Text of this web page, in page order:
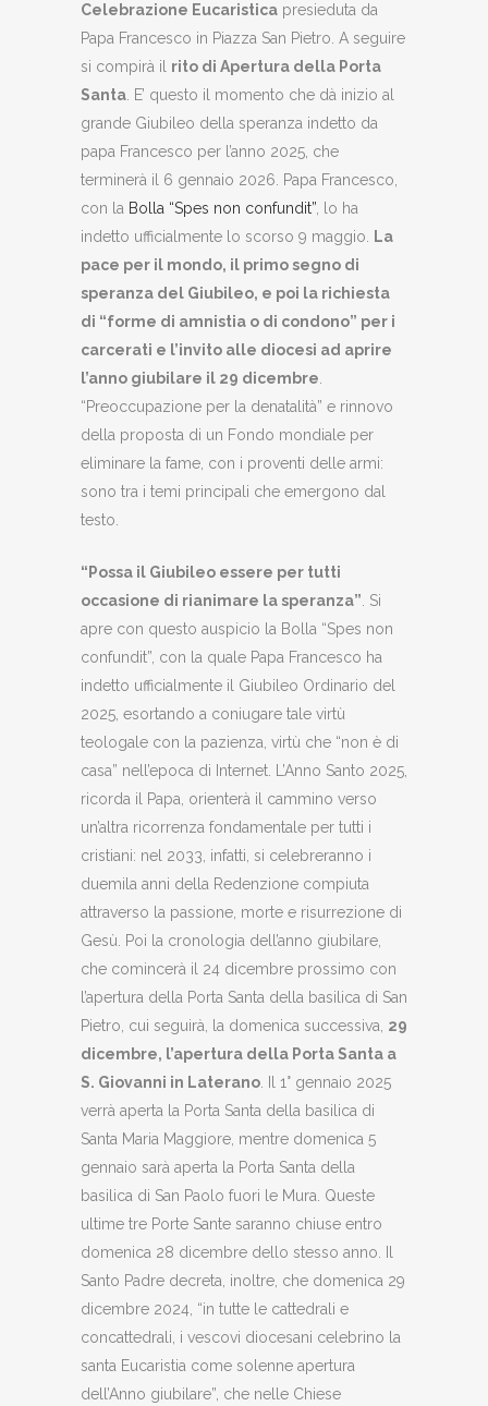
Celebrazione Eucaristica presieduta da
Papa Francesco in Piazza San Pietro. A seguire
si compirà il rito di Apertura della Porta
Santa . E’ questo il momento che dà inizio al
grande Giubileo della speranza indetto da
papa Francesco per l’anno 2025, che
terminerà il 6 gennaio 2026. Papa Francesco,
con la Bolla “Spes non confundit” , lo ha
indetto ufficialmente lo scorso 9 maggio.
La
pace per il mondo, il primo segno di
speranza del Giubileo, e poi la richiesta
di “forme di amnistia o di condono” per i
carcerati e l’invito alle diocesi ad aprire
l’anno giubilare il 29 dicembre
“Preoccupazione per la denatalità” e rinnovo
della proposta di un Fondo mondiale per
eliminare la fame, con i proventi delle armi:
sono tra i temi principali che emergono dal
testo.
“Possa il Giubileo essere per tutti
occasione di rianimare la speranza” . Si
apre con questo auspicio la Bolla “Spes non
confundit”, con la quale Papa Francesco ha
indetto ufficialmente il Giubileo Ordinario del
2025, esortando a coniugare tale virtù
teologale con la pazienza, virtù che “non è di
casa” nell’epoca di Internet. L’Anno Santo 2025,
ricorda il Papa, orienterà il cammino verso
un’altra ricorrenza fondamentale per tutti i
cristiani: nel 2033, infatti, si celebreranno i
duemila anni della Redenzione compiuta
attraverso la passione, morte e risurrezione di
Gesù. Poi la cronologia dell’anno giubilare,
che comincerà il 24 dicembre prossimo con
l’apertura della Porta Santa della basilica di San
Pietro, cui seguirà, la domenica successiva, 29
dicembre, l’apertura della Porta Santa a
S. Giovanni in Laterano . Il 1° gennaio 2025
verrà aperta la Porta Santa della basilica di
Santa Maria Maggiore, mentre domenica 5
gennaio sarà aperta la Porta Santa della
basilica di San Paolo fuori le Mura. Queste
ultime tre Porte Sante saranno chiuse entro
domenica 28 dicembre dello stesso anno. Il
Santo Padre decreta, inoltre, che domenica 29
dicembre 2024, “in tutte le cattedrali e
concattedrali, i vescovi diocesani celebrino la
santa Eucaristia come solenne apertura
dell’Anno giubilare”, che nelle Chiese